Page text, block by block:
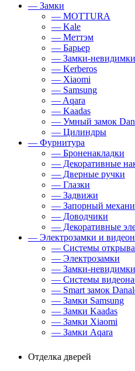
— Замки
— MOTTURA
— Kale
— Меттэм
— Барьер
— Замки-невидимки
— Kerberos
— Xiaomi
— Samsung
— Aqara
— Kaadas
— Умный замок
— Цилиндры
— Фурнитура
— Броненакладки
— Декоративные
— Дверные ручки
— Глазки
— Задвижи
— Запорный
— Доводчики
— Декоративные
— Электрозамки и
— Системы
— Электрозамки
— Замки-невидимки
— Системы
— Smart замок
— Замки Samsung
— Замки Kaadas
— Замки Xiaomi
— Замки Aqara
Отделка дверей